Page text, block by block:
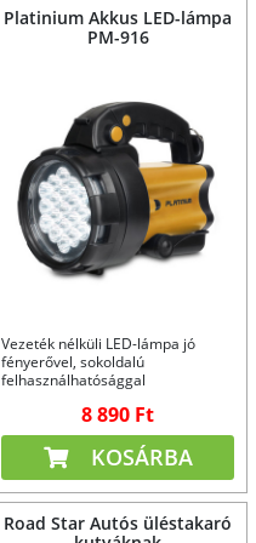
Platinium Akkus LED-lámpa
PM-916
Vezeték nélküli LED-lámpa jó
fényerővel, sokoldalú
felhasználhatósággal
8 890 Ft
KOSÁRBA
Road Star Autós üléstakaró